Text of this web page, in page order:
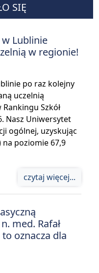
SIĘ
Lublinie
w regionie!
po raz kolejny
uczelnią
Szkół
Nasz Uniwersytet
ogólnej, uzyskując
poziomie 67,9
czytaj więcej...
med. Rafał
oznacza dla